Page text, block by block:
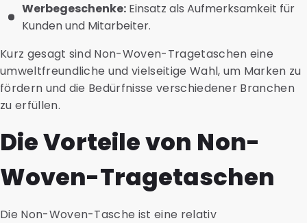
Werbegeschenke: Einsatz als Aufmerksamkeit für
Kunden und Mitarbeiter.
Kurz gesagt sind Non-Woven-Tragetaschen eine
umweltfreundliche und vielseitige Wahl, um Marken zu
fördern und die Bedürfnisse verschiedener Branchen
zu erfüllen.
Die Vorteile von Non-
Woven-Tragetaschen
Die Non-Woven-Tasche ist eine relativ